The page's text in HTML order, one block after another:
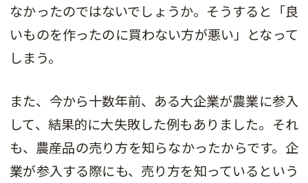
なかったのではないでしょうか。そうすると「良
いものを作ったのに買わない方が悪い」となって
しまう。
また、今から十数年前、ある大企業が農業に参入
して、結果的に大失敗した例もありました。それ
も、農産品の売り方を知らなかったからです。企
業が参入する際にも、売り方を知っているという